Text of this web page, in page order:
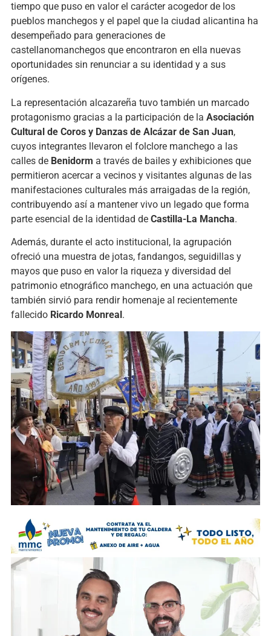
tiempo que puso en valor el carácter acogedor de los
pueblos manchegos y el papel que la ciudad alicantina ha
desempeñado para generaciones de
castellanomanchegos que encontraron en ella nuevas
oportunidades sin renunciar a su identidad y a sus
orígenes.
La representación alcazareña tuvo también un marcado
protagonismo gracias a la participación de la Asociación
Cultural de Coros y Danzas de Alcázar de San Juan,
cuyos integrantes llevaron el folclore manchego a las
calles de Benidorm a través de bailes y exhibiciones que
permitieron acercar a vecinos y visitantes algunas de las
manifestaciones culturales más arraigadas de la región,
contribuyendo así a mantener vivo un legado que forma
parte esencial de la identidad de Castilla-La Mancha.
Además, durante el acto institucional, la agrupación
ofreció una muestra de jotas, fandangos, seguidillas y
mayos que puso en valor la riqueza y diversidad del
patrimonio etnográfico manchego, en una actuación que
también sirvió para rendir homenaje al recientemente
fallecido Ricardo Monreal .